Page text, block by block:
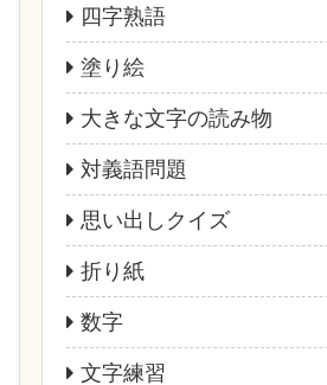
四字熟語
塗り絵
大きな文字の読み物
対義語問題
思い出しクイズ
折り紙
数字
文字練習